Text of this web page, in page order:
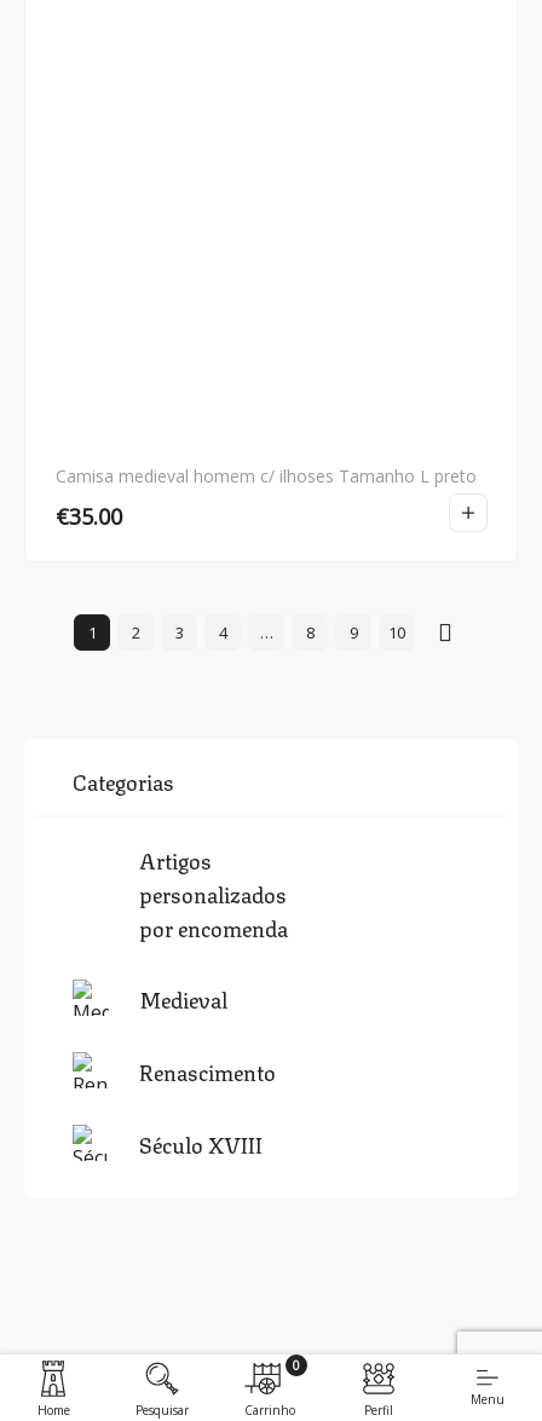
Camisa medieval homem c/ ilhoses Tamanho L preto
€35.00
1 2 3 4 … 8 9 10
Categorias
Artigos
personalizados
por encomenda
Medieval
Renascimento
Século XVIII
Home Pesquisar
0
Carrinho Perfil
Menu